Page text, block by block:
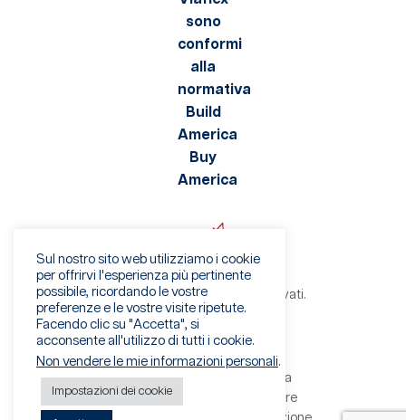
©2026 Viaflex. Tutti i diritti riservati.
Informativa sulla privacy
Condizioni di utilizzo
Avviso di frode
Termini e condizioni di vendita
Termini e condizioni del fornitore
Sul nostro sito web utilizziamo i cookie
per offrirvi l'esperienza più pertinente
possibile, ricordando le vostre
preferenze e le vostre visite ripetute.
Facendo clic su "Accetta", si
acconsente all'utilizzo di tutti i cookie.
Non vendere le mie informazioni personali.
Impostazioni dei cookie